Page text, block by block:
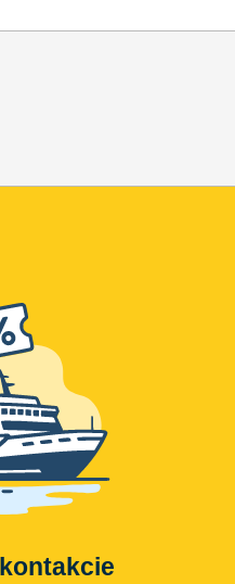
kontakcie